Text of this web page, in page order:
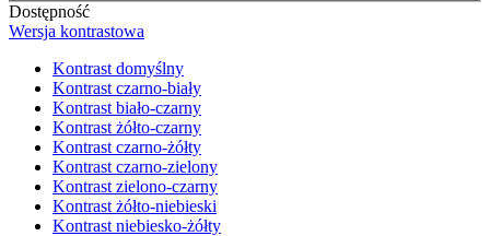
Dostępność
Wersja kontrastowa
Kontrast domyślny
Kontrast czarno-biały
Kontrast biało-czarny
Kontrast żółto-czarny
Kontrast czarno-żółty
Kontrast czarno-zielony
Kontrast zielono-czarny
Kontrast żółto-niebieski
Kontrast niebiesko-żółty